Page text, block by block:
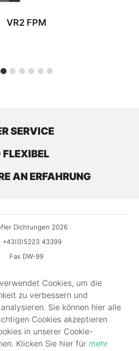
Cookies, um die
zu verbessern und
Sie können hier alle
Cookies akzeptieren
in unserer Cookie-
Klicken Sie hier für mehr
VR2 FPM
SERVICE
FLEXIBEL
AN ERFAHRUNG
Dichtungen 2026
+43(0)5223 43399
Fax DW-99
Gewerbepark 3
6068 Mils
Impressum
Kontakt
FAQ